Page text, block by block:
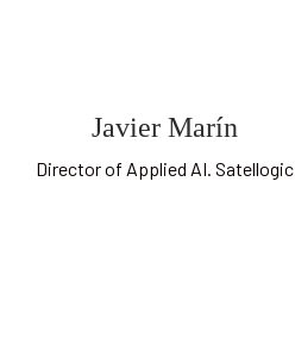
Javier Marín
Director of Applied AI. Satellogic